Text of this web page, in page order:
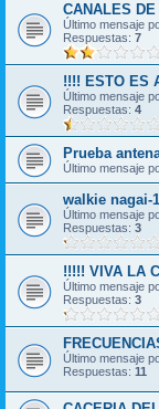
CANALES
Último mensaje
Respuestas: 7
!!!! ESTO ES
Último mensaje
Respuestas: 4
Prueba
Último mensaje
walkie nagai-
Último mensaje
Respuestas: 3
!!!!! VIVA LA
Último mensaje
Respuestas: 3
Último mensaje
Respuestas: 11